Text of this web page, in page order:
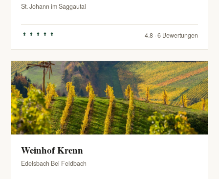
St. Johann im Saggautal
4.8 · 6 Bewertungen
Weinhof Krenn
Edelsbach Bei Feldbach